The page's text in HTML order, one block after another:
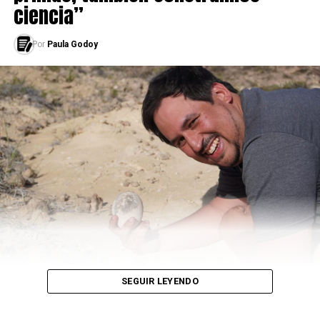
-Después del programa que te dio fama, seguiste
participando de peleas por tu cuenta, ¿qué
diferencia hay entre ser un luchador independiente y
tener un contrato?
-Ahora tengo la libertad de poder luchar para quien yo
quiera. Cuando tenía un contrato sólo podía pelear
-¿Cual es tu sueño hoy?
ciencia”
Por Paula Godoy
SEGUIR LEYENDO